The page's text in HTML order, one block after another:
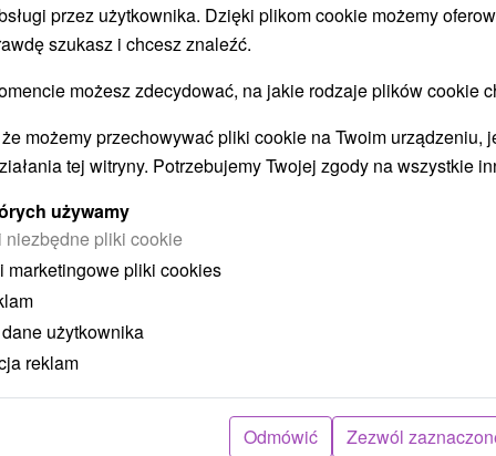
zł
i
do
od355,13zł
/noc/osoba
Najpopularniejszy pobyt: Pobyt
leczniczy DR.KLASIK: Zdrowie i
relaks w uzdrowisku
Pełne Wyżywienie
Zabiegi terapeutyczne, profesjonalna opieka,
przez użytkownika. Dzięki plikom cookie możemy
szukasz i chcesz znaleźć.
możesz zdecydować, na jakie rodzaje plików cookie
możemy przechowywać pliki cookie na Twoim urządzeniu,
tej witryny. Potrzebujemy Twojej zgody na wszystkie
używamy
niezbędne pliki cookie
marketingowe pliki cookies
użytkownika
reklam
Odmówić Zezwól